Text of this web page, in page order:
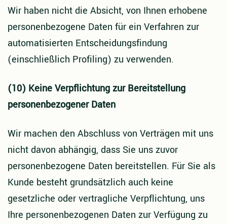
Wir haben nicht die Absicht, von Ihnen erhobene
personenbezogene Daten für ein Verfahren zur
automatisierten Entscheidungsfindung
(einschließlich Profiling) zu verwenden.
(10) Keine Verpflichtung zur Bereitstellung
personenbezogener Daten
Wir machen den Abschluss von Verträgen mit uns
nicht davon abhängig, dass Sie uns zuvor
personenbezogene Daten bereitstellen. Für Sie als
Kunde besteht grundsätzlich auch keine
gesetzliche oder vertragliche Verpflichtung, uns
Ihre personenbezogenen Daten zur Verfügung zu